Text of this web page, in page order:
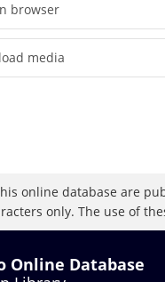
browser
media
online database are
only. The use of
Online Database